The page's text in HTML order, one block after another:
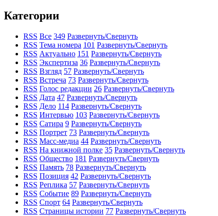
Категории
RSS Все 349 Развернуть/Свернуть
RSS Тема номера 101 Развернуть/Свернуть
RSS Актуально 151 Развернуть/Свернуть
RSS Экспертиза 36 Развернуть/Свернуть
RSS Взгляд 57 Развернуть/Свернуть
RSS Встреча 73 Развернуть/Свернуть
RSS Голос редакции 26 Развернуть/Свернуть
RSS Дата 47 Развернуть/Свернуть
RSS Дело 114 Развернуть/Свернуть
RSS Интервью 103 Развернуть/Свернуть
RSS Сатира 9 Развернуть/Свернуть
RSS Портрет 73 Развернуть/Свернуть
RSS Масс-медиа 44 Развернуть/Свернуть
RSS На книжной полке 35 Развернуть/Свернуть
RSS Общество 181 Развернуть/Свернуть
RSS Память 78 Развернуть/Свернуть
RSS Позиция 42 Развернуть/Свернуть
RSS Реплика 57 Развернуть/Свернуть
RSS Событие 89 Развернуть/Свернуть
RSS Спорт 64 Развернуть/Свернуть
RSS Страницы истории 77 Развернуть/Свернуть